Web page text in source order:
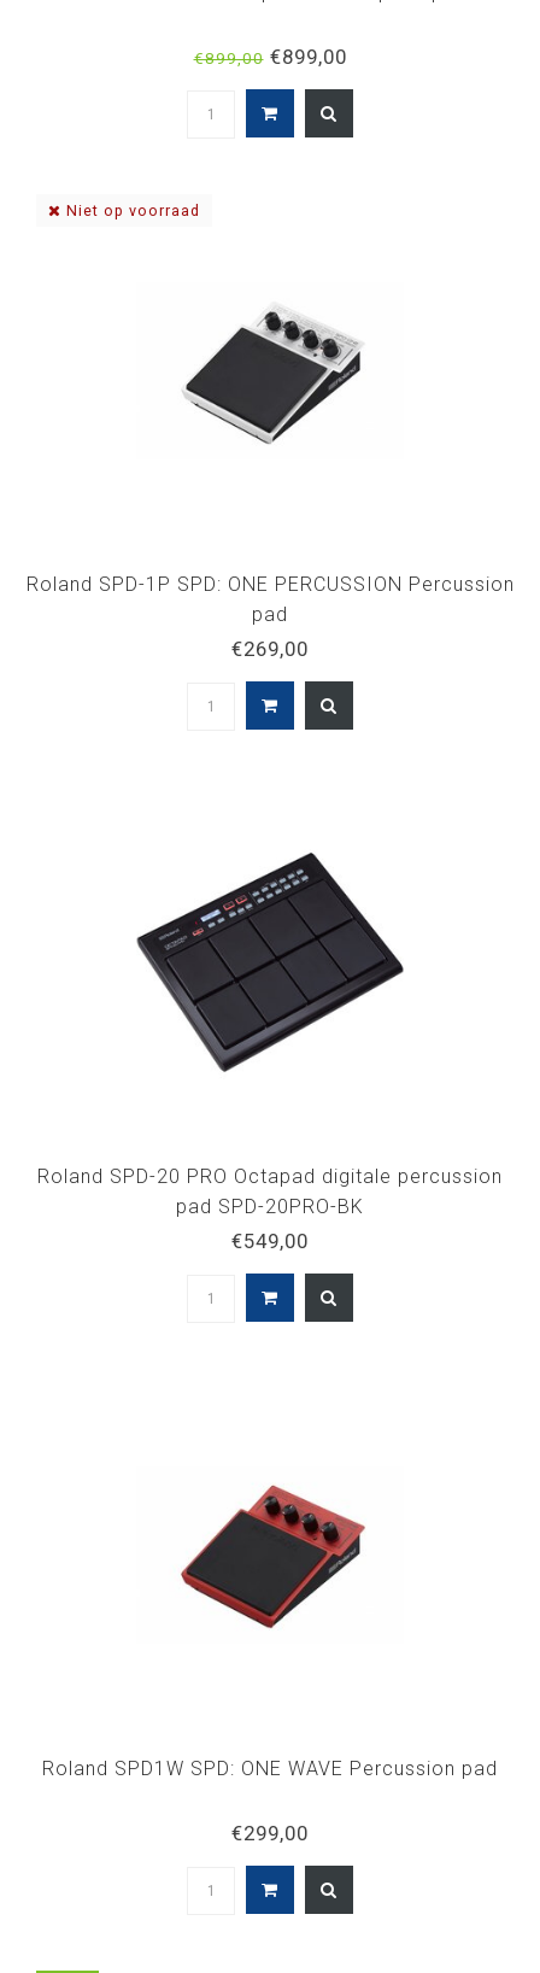
€899,00€899,00
Niet op voorraad
Roland SPD-1P SPD: ONE PERCUSSION Percussion
pad
€269,00
Roland SPD-20 PRO Octapad digitale percussion
pad SPD-20PRO-BK
€549,00
Roland SPD1W SPD: ONE WAVE Percussion pad
€299,00